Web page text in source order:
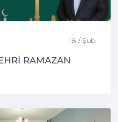
18 / Şub
RAMAZAN